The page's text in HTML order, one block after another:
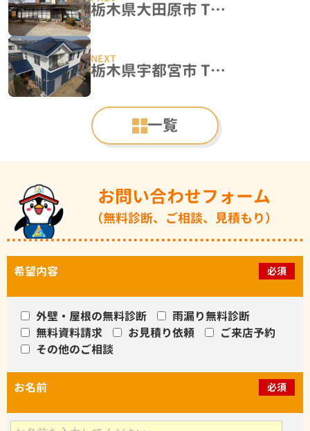
栃木県大田原市 T様邸 屋根塗装・外壁塗装工事
一覧
栃木県宇都宮市 T様邸 屋根カバー・外壁塗装工事
お問い合わせフォーム
（無料診断、ご相談、見積もり）
希望内容 必須
外壁・屋根の無料診断
雨漏り無料診断
無料資料請求
お見積り依頼
ご来店予約
その他のご相談
お名前 必須